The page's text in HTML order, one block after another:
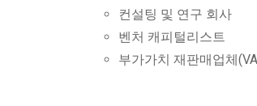
컨설팅 및 연구 회사
벤처 캐피털리스트
부가가치 재판매업체